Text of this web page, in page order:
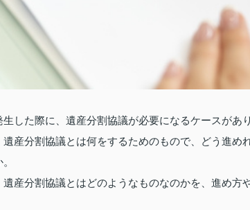
生した際に、遺産分割協議が必要になるケースがあ
遺産分割協議とは何をするためのもので、どう進
遺産分割協議とはどのようなものなのかを、進め方